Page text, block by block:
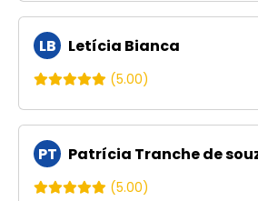
LB Letícia Bianca
(5.00)
PT Patrícia Tranche de
(5.00)